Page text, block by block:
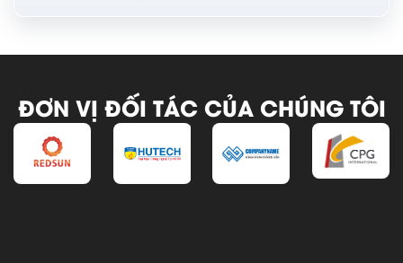
ĐƠN VỊ ĐỐI TÁC CỦA CHÚNG TÔI